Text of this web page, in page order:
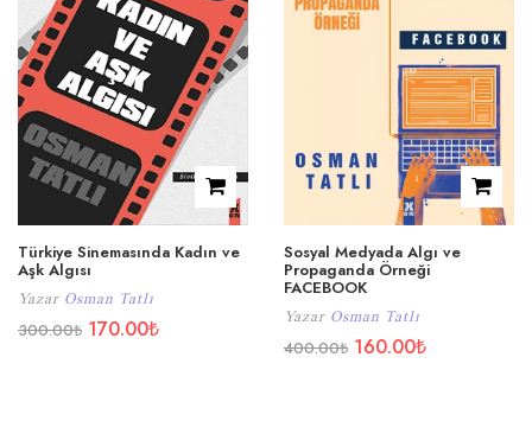
Türkiye Sinemasında Kadın ve
Aşk Algısı
Yazar Osman Tatlı
300.00₺ 170.00₺
Sosyal Medyada Algı ve
Propaganda Örneği
FACEBOOK
Yazar Osman Tatlı
400.00₺ 160.00₺